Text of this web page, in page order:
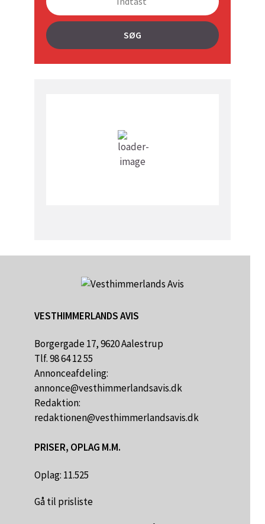
SØG
2:59 pm,
18
VESTHIMMERLANDS AVIS
Borgergade 17, 9620 Aalestrup
Tlf. 98 64 12 55
Annonceafdeling:
annonce@vesthimmerlandsavis.dk
Redaktion:
redaktionen@vesthimmerlandsavis.dk
PRISER, OPLAG M.M.
Oplag: 11.525
Gå til prisliste